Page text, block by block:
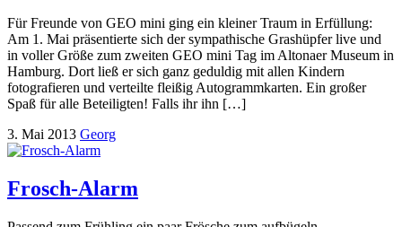
Für Freunde von GEO mini ging ein kleiner Traum in Erfüllung:
Am 1. Mai präsentierte sich der sympathische Grashüpfer live und
in voller Größe zum zweiten GEO mini Tag im Altonaer Museum in
Hamburg. Dort ließ er sich ganz geduldig mit allen Kindern
fotografieren und verteilte fleißig Autogrammkarten. Ein großer
Spaß für alle Beteiligten! Falls ihr ihn […]
3. Mai 2013 Georg
Frosch-Alarm